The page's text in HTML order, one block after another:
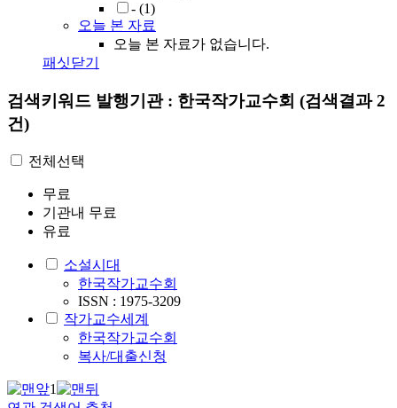
- (1)
오늘 본 자료
오늘 본 자료가 없습니다.
패싯닫기
검색키워드 발행기관 : 한국작가교수회 (검색결과 2
건)
전체선택
무료
기관내 무료
유료
소설시대
한국작가교수회
ISSN : 1975-3209
작가교수세계
한국작가교수회
복사/대출신청
1